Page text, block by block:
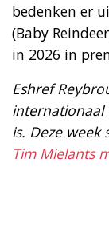
bedenken er
(Baby
in 2026 in
Eshref
internationaal
is. Deze week
Tim Mielants